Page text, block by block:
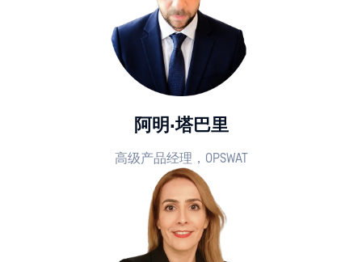
阿明·塔巴里
高级产品经理，OPSWAT